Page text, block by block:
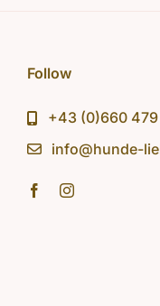
Follow
+43 (0)660
info@hunde-